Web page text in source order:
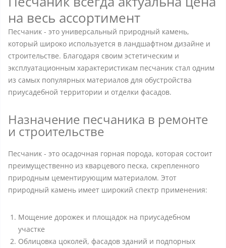
на весь ассортимент
Песчаник - это универсальный природный камень,
который широко используется в ландшафтном дизайне и
строительстве. Благодаря своим эстетическим и
эксплуатационным характеристикам песчаник стал одним
из самых популярных материалов для обустройства
приусадебной территории и отделки фасадов.
Назначение песчаника в ремонте
и строительстве
Песчаник - это осадочная горная порода, которая состоит
преимущественно из кварцевого песка, скрепленного
природным цементирующим материалом. Этот
природный камень имеет широкий спектр применения:
Мощение дорожек и площадок на приусадебном
участке
Облицовка цоколей, фасадов зданий и подпорных